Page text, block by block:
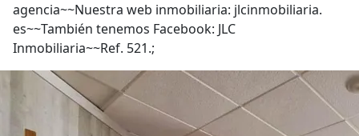
agencia~~Nuestra web inmobiliaria: jlcinmobiliaria.
es~~También tenemos Facebook: JLC
Inmobiliaria~~Ref. 521.;